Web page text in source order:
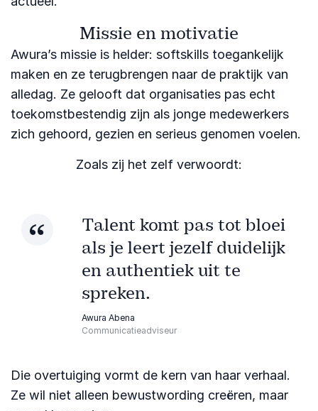
Missie en motivatie
Awura’s missie is helder: softskills toegankelijk
maken en ze terugbrengen naar de praktijk van
alledag. Ze gelooft dat organisaties pas echt
toekomstbestendig zijn als jonge medewerkers
zich gehoord, gezien en serieus genomen voelen.
Zoals zij het zelf verwoordt:
Talent komt pas tot bloei
als je leert jezelf duidelijk
en authentiek uit te
spreken.
Awura Abena
Communicatieadviseur
Die overtuiging vormt de kern van haar verhaal.
Ze wil niet alleen bewustwording creëren, maar